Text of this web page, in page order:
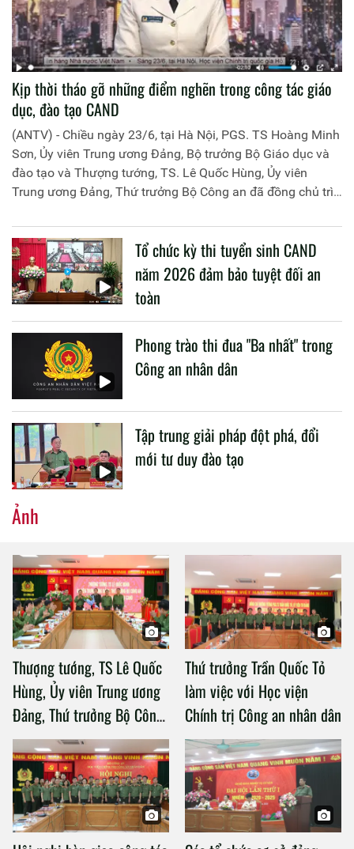
Kịp thời tháo gỡ những điểm nghẽn trong công tác giáo
dục, đào tạo CAND
(ANTV) - Chiều ngày 23/6, tại Hà Nội, PGS. TS Hoàng Minh
Sơn, Ủy viên Trung ương Đảng, Bộ trưởng Bộ Giáo dục và
đào tạo và Thượng tướng, TS. Lê Quốc Hùng, Ủy viên
Trung ương Đảng, Thứ trưởng Bộ Công an đã đồng chủ trì
liên quan đến công tác giáo dục và đào tạo của lực lượng
CAND.
Tổ chức kỳ thi tuyển sinh CAND
năm 2026 đảm bảo tuyệt đối an
toàn
Phong trào thi đua "Ba nhất" trong
Công an nhân dân
Tập trung giải pháp đột phá, đổi
mới tư duy đào tạo
Ảnh
Thượng tướng, TS Lê Quốc
Hùng, Ủy viên Trung ương
Đảng, Thứ trưởng Bộ Công
an làm việc với Học viện
Chính trị Công an nhân dân
Thứ trưởng Trần Quốc Tỏ
làm việc với Học viện
Chính trị Công an nhân dân